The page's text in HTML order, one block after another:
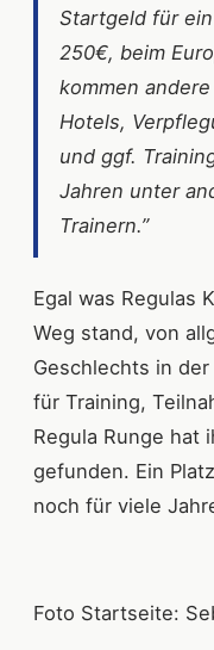
Startgeld für
250€, beim
kommen
Hotels,
und ggf.
Jahren unter
Trainern.”
Egal was Regulas
Weg stand, von
Geschlechts in
für Training,
Regula Runge hat
gefunden. Ein
noch für viele
Foto Startseite: